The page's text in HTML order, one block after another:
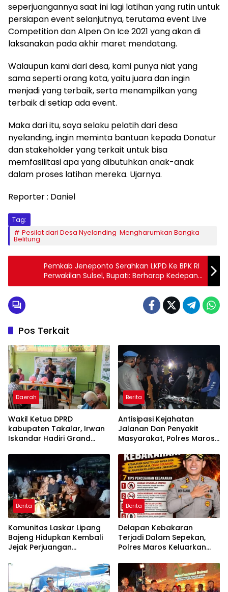
seperjuangannya saat ini lagi latihan yang rutin untuk
persiapan event selanjutnya, terutama event Live
Competition dan Alpen On Ice 2021 yang akan di
laksanakan pada akhir maret mendatang.
Walaupun kami dari desa, kami punya niat yang
sama seperti orang kota, yaitu juara dan ingin
menjadi yang terbaik, serta menampilkan yang
terbaik di setiap ada event.
Maka dari itu, saya selaku pelatih dari desa
nyelanding, ingin meminta bantuan kepada Donatur
dan stakeholder yang terkait untuk bisa
memfasilitasi apa yang dibutuhkan anak-anak
dalam proses latihan mereka. Ujarnya.
Reporter : Daniel
Tag:
Pesilat dari Desa Nyelanding Mengharumkan Bangka
Belitung
Pemkab Jeneponto Serahkan LKPD Ke BPK RI
Perwakilan Sulsel, Bupati: Berharap Kedepan
Dapat WTP
Pos Terkait
Daerah
Wakil Ketua DPRD
kabupaten Takalar, Irwan
Iskandar Hadiri Grand
Pertama di Takalar,
Melayani Terapis Gratis
untuk Pasien Dhuafa dan
umum.
Berita
Antisipasi Kejahatan
Jalanan Dan Penyakit
Masyarakat, Polres Maros
Kondusif
Berita
Komunitas Laskar Lipang
Bajeng Hidupkan Kembali
Jejak Perjuangan
Wabup Takalar: Apresiasi
Bahwa Sejarah Adalah
Warisan yang Tak Ternilai”.
Berita
Delapan Kebakaran
Terjadi Dalam Sepekan,
Polres Maros Keluarkan
Masyarakat